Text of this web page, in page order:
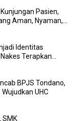
Pasien,
Aman, Nyaman,
Identitas
Terapkan
BPJS Tondano,
UHC
SMK